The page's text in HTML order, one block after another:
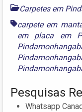
Carpetes em
carpete em
em placa em
Pesquisas
Whatsapp